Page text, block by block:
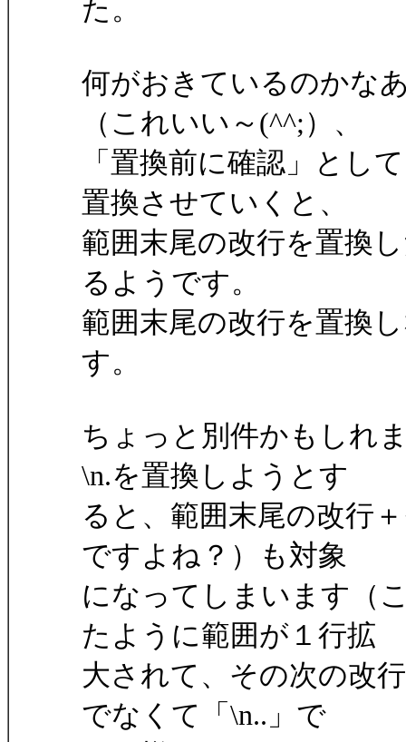
た。
何がおきているのかな
（これいい～(^^;）、
「置換前に確認」とし
置換させていくと、
範囲末尾の改行を置換
るようです。
範囲末尾の改行を置換
す。
ちょっと別件かもしれ
\n.を置換しようとす
ると、範囲末尾の改行
ですよね？）も対象
になってしまいます（
たように範囲が１行拡
大されて、その次の改
でなくて「\n..」で